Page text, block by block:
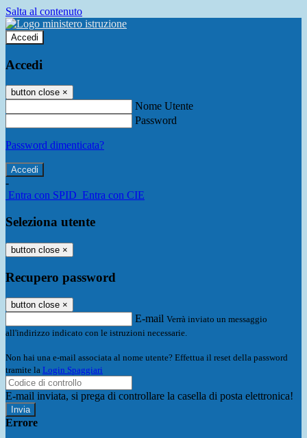
Salta al contenuto
Accedi
Accedi
button close ×
Nome Utente
Password
Password dimenticata?
-
Entra con SPID Entra con CIE
Seleziona utente
button close ×
Recupero password
button close ×
E-mail Verrà inviato un messaggio
all'indirizzo indicato con le istruzioni necessarie.
Non hai una e-mail associata al nome utente? Effettua il reset della password
tramite la Login Spaggiari
E-mail inviata, si prega di controllare la casella di posta elettronica!
Errore